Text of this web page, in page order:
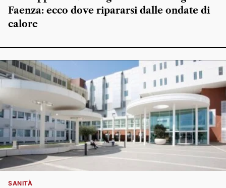
Faenza: ecco dove ripararsi dalle ondate di
calore
SANITÀ